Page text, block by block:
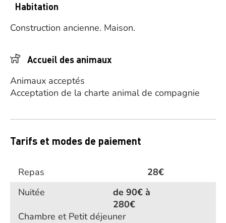
Habitation
Construction ancienne. Maison.
Accueil des animaux
Animaux acceptés
Acceptation de la charte animal de compagnie
Tarifs et modes de paiement
Repas
28€
Nuitée
de 90€ à
280€
Chambre et Petit déjeuner